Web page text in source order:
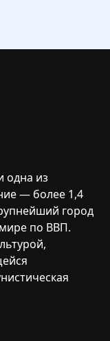
одна из
— более 1,4
город
по ВВП.